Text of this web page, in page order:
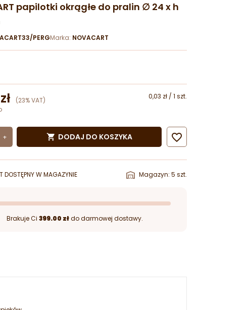
papilotki okrągłe do pralin ∅ 24 x h
PERGMarka: NOVACART
(23% VAT)
0,03 zł / 1 szt.
+  DODAJ DO KOSZYKA 
DOSTĘPNY W MAGAZYNIE Magazyn: 5 szt.
Brakuje Ci 399.00 złdo darmowej dostawy.